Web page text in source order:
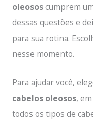
oleososcumprem
dessas questões e
para sua rotina.
nesse momento.
Para ajudar você,
cabelos oleosos,
todos os tipos de